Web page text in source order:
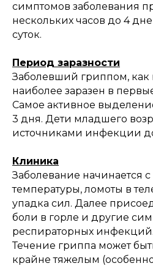
симптомов заболевания
нескольких часов до 4
суток.
Период заразности
Заболевший гриппом,
наиболее заразен в
Самое активное
3 дня. Дети младшего
источниками инфекции
Клиника
Заболевание начинается
температуры, ломоты в
упадка сил. Далее
боли в горле и другие
респираторных инфекций.
Течение гриппа может
крайне тяжелым